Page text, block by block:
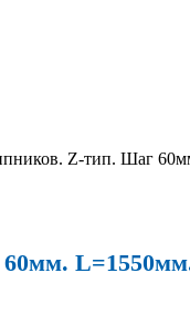
Z-тип. Шаг